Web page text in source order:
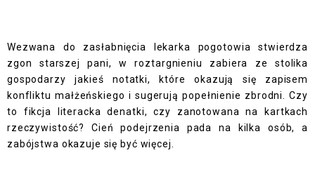
Wezwana do zasłabnięcia lekarka pogotowia stwierdza
zgon starszej pani, w roztargnieniu zabiera ze stolika
gospodarzy jakieś notatki, które okazują się zapisem
konfliktu małżeńskiego i sugerują popełnienie zbrodni. Czy
to fikcja literacka denatki, czy zanotowana na kartkach
rzeczywistość? Cień podejrzenia pada na kilka osób, a
zabójstwa okazuje się być więcej.